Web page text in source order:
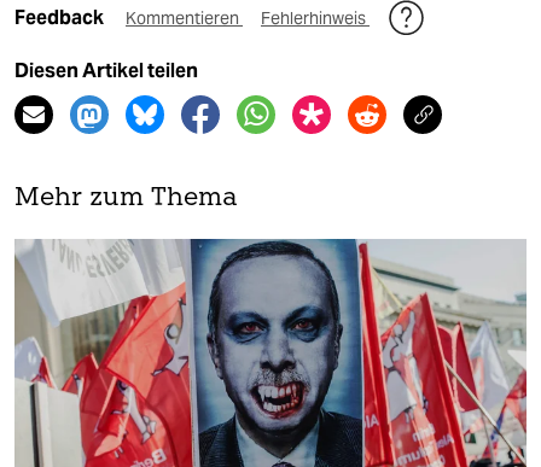
Feedback Kommentieren Fehlerhinweis
Diesen Artikel teilen
Mehr zum Thema